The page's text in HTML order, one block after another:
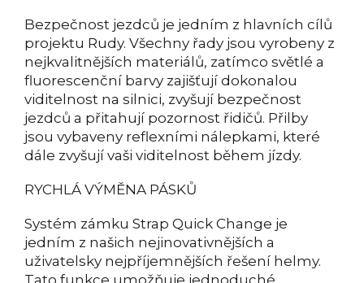
Bezpečnost jezdců je jedním z hlavních cílů
projektu Rudy. Všechny řady jsou vyrobeny z
nejkvalitnějších materiálů, zatímco světlé a
fluorescenční barvy zajišťují dokonalou
viditelnost na silnici, zvyšují bezpečnost
jezdců a přitahují pozornost řidičů. Přilby
jsou vybaveny reflexními nálepkami, které
dále zvyšují vaši viditelnost během jízdy.
RYCHLÁ VÝMĚNA PÁSKŮ
Systém zámku Strap Quick Change je
jedním z našich nejinovativnějších a
uživatelsky nejpříjemnějších řešení helmy.